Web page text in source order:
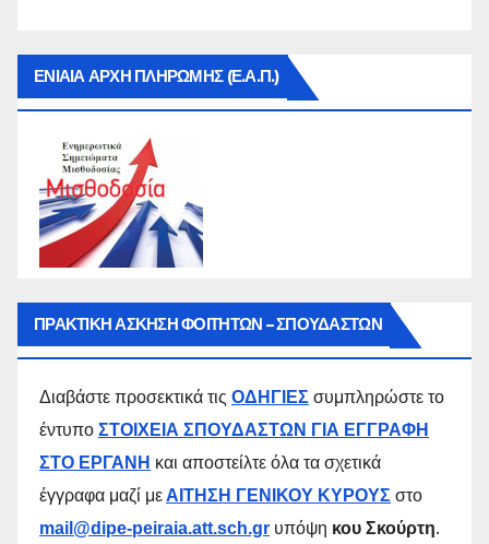
ΕΝΙΑΙΑ ΑΡΧΗ ΠΛΗΡΩΜΗΣ (Ε.Α.Π.)
ΠΡΑΚΤΙΚΗ ΑΣΚΗΣΗ ΦΟΙΤΗΤΩΝ – ΣΠΟΥΔΑΣΤΩΝ
Διαβάστε προσεκτικά τις ΟΔΗΓΙΕΣ συμπληρώστε το
έντυπο ΣΤΟΙΧΕΙΑ ΣΠΟΥΔΑΣΤΩΝ ΓΙΑ ΕΓΓΡΑΦΗ
ΣΤΟ ΕΡΓΑΝΗ και αποστείλτε όλα τα σχετικά
έγγραφα μαζί μεΑΙΤΗΣΗ ΓΕΝΙΚΟΥ ΚΥΡΟΥΣ στο
mail@dipe-peiraia.att.sch.gr υπόψη κου Σκούρτη.